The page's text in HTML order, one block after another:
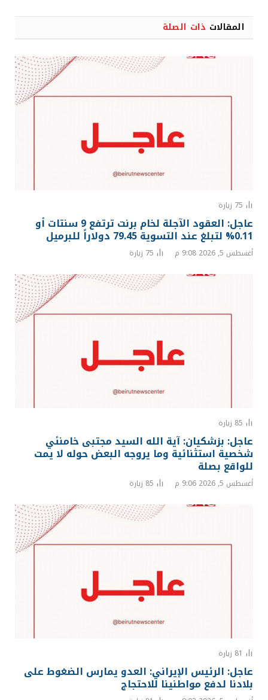
المقالات ذات الصلة
75 زيارة
عاجل: العقود الآجلة لخام برنت ترتفع 9 سنتات أو
0.11% لتبلغ عند التسوية 79.45 دولاراً للبرميل
أغسطس 5, 2026 9:08 م 75 زيارة
85 زيارة
عاجل: بزشكيان: آية الله السيد مجتبى خامنئي
شخصية استثنائية وما يروجه البعض حوله لا يمت
للواقع بصلة
أغسطس 5, 2026 9:06 م 85 زيارة
81 زيارة
عاجل: الرئيس الإيراني: العدو يمارس الضغوط على
بلادنا لدفع مواطنينا للاحتجاج